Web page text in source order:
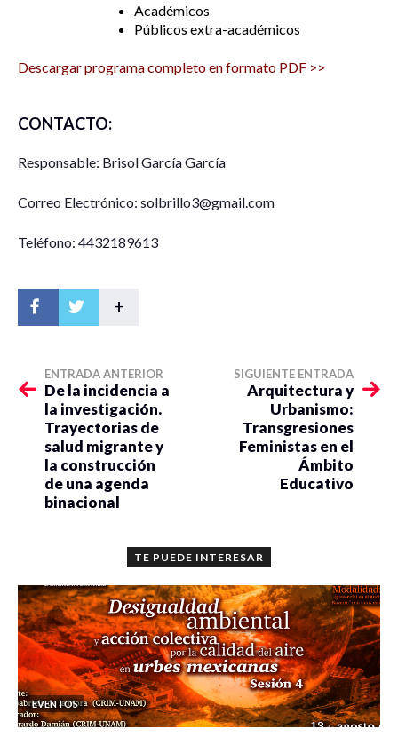
Académicos
Públicos extra-académicos
Descargar programa completo en formato PDF >>
CONTACTO:
Responsable: Brisol García García
Correo Electrónico: solbrillo3@gmail.com
Teléfono: 4432189613
+
ENTRADA ANTERIOR
De la incidencia a
la investigación.
Trayectorias de
salud migrante y
la construcción
de una agenda
binacional
SIGUIENTE ENTRADA
Arquitectura y
Urbanismo:
Transgresiones
Feministas en el
Ámbito
Educativo
TE PUEDE INTERESAR
EVENTOS